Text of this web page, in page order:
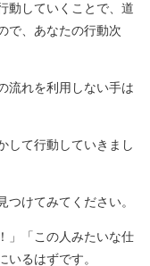
動していくことで、道
で、あなたの行動次
流れを利用しない手は
して行動していきまし
つけてみてください。
」「この人みたいな仕
いるはずです。